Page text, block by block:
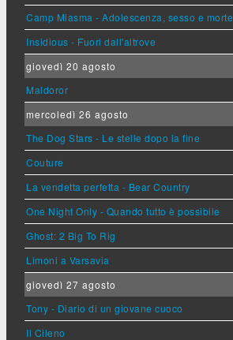
Camp Miasma - Adolescenza, sesso e morte
Insidious - Fuori dall'altrove
giovedì 20 agosto
Maldoror
mercoledì 26 agosto
The Dog Stars - Le stelle dopo la fine
Couture
La vendetta perfetta - Bear Country
One Night Only - Quando tutto è possibile
Ghost: 2 Big To Rig
Limoni a Varsavia
giovedì 27 agosto
Tony - Diario di un giovane cuoco
Il Cileno